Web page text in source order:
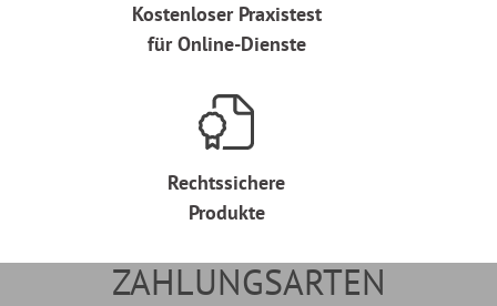
Kostenloser Praxistest
für Online-Dienste
Rechtssichere
Produkte
ZAHLUNGSARTEN